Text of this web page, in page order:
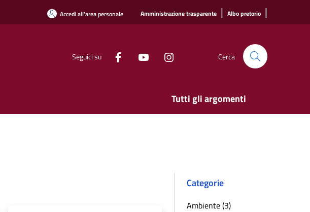
Accedi all'area personale Amministrazione trasparente | Albo pretorio |
Seguici su Cerca
Tutti gli argomenti
Categorie
Ambiente (3)